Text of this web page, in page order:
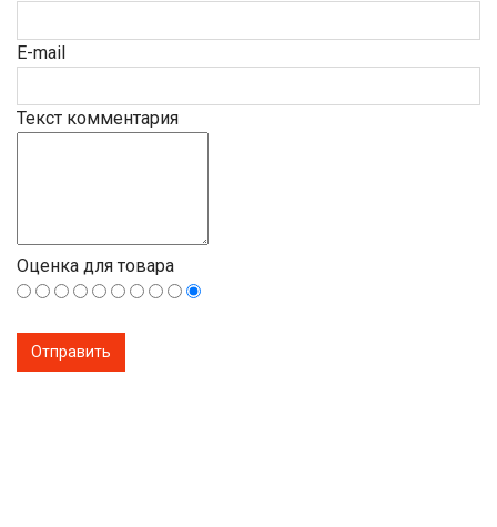
E-mail
Текст комментария
Оценка для товара